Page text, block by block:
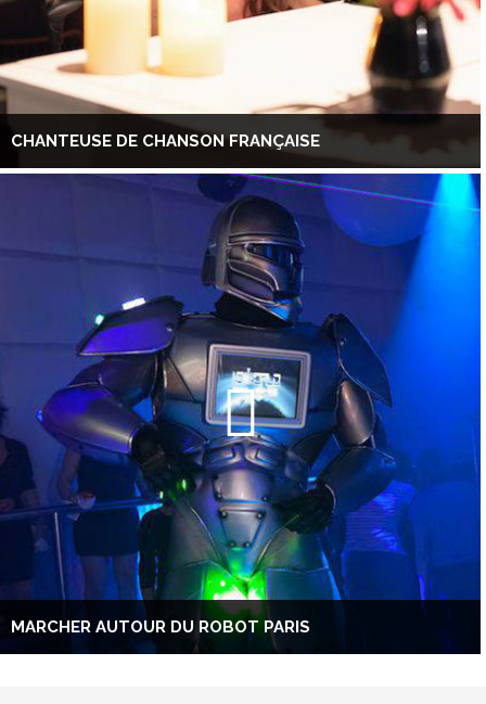
CHANTEUSE DE CHANSON FRANÇAISE
MARCHER AUTOUR DU ROBOT PARIS